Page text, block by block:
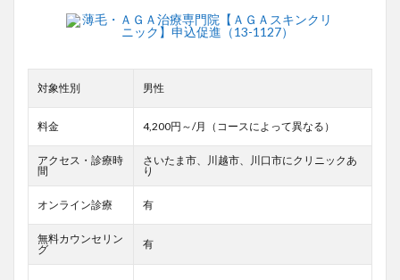
対象性別 男性
料金 4,200円～/月（コースによって異なる）
アクセス・診療時
間
さいたま市、川越市、川口市にクリニックあ
り
オンライン診療 有
無料カウンセリン
グ
有